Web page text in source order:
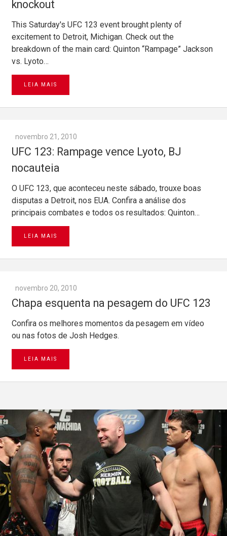
knockout
This Saturday's UFC 123 event brought plenty of
excitement to Detroit, Michigan. Check out the
breakdown of the main card: Quinton “Rampage” Jackson
vs. Lyoto…
LEIA MAIS
novembro 21, 2010
UFC 123: Rampage vence Lyoto, BJ
nocauteia
O UFC 123, que aconteceu neste sábado, trouxe boas
disputas a Detroit, nos EUA. Confira a análise dos
principais combates e todos os resultados: Quinton…
LEIA MAIS
novembro 20, 2010
Chapa esquenta na pesagem do UFC 123
Confira os melhores momentos da pesagem em vídeo
ou nas fotos de Josh Hedges.
LEIA MAIS